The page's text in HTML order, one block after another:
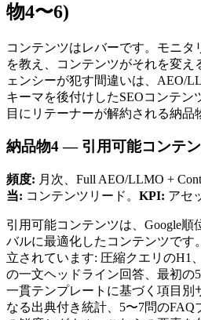
物4〜6)
コンテンツはレバーです。モニ
を教え、コンテンツがそれを変え
ェンシーが犯す間違いは、AEO/
キーマを後付けしたSEOコンテ
目にリテーナーが解約される納品
納品物4 — 引用可能コンテ
頻度: 月次、Full AEO/LLMO +
当: コンテンツリード。 KPI: アセ
引用可能コンテンツは、Google
バルに最適化したコンテンツです
立されています: 圧縮クエリのH1
の一文ヘッドライン回答、最初の
一貫テンプレートに基づく項目別
なる出典付き統計、5〜7問のFAQ